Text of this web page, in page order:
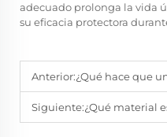
adecuado prolonga la vida
su eficacia protectora
Anterior:¿Qué hace que una alfombrilla
Siguiente:¿Qué material es